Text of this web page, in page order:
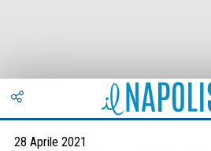
28 Aprile 2021